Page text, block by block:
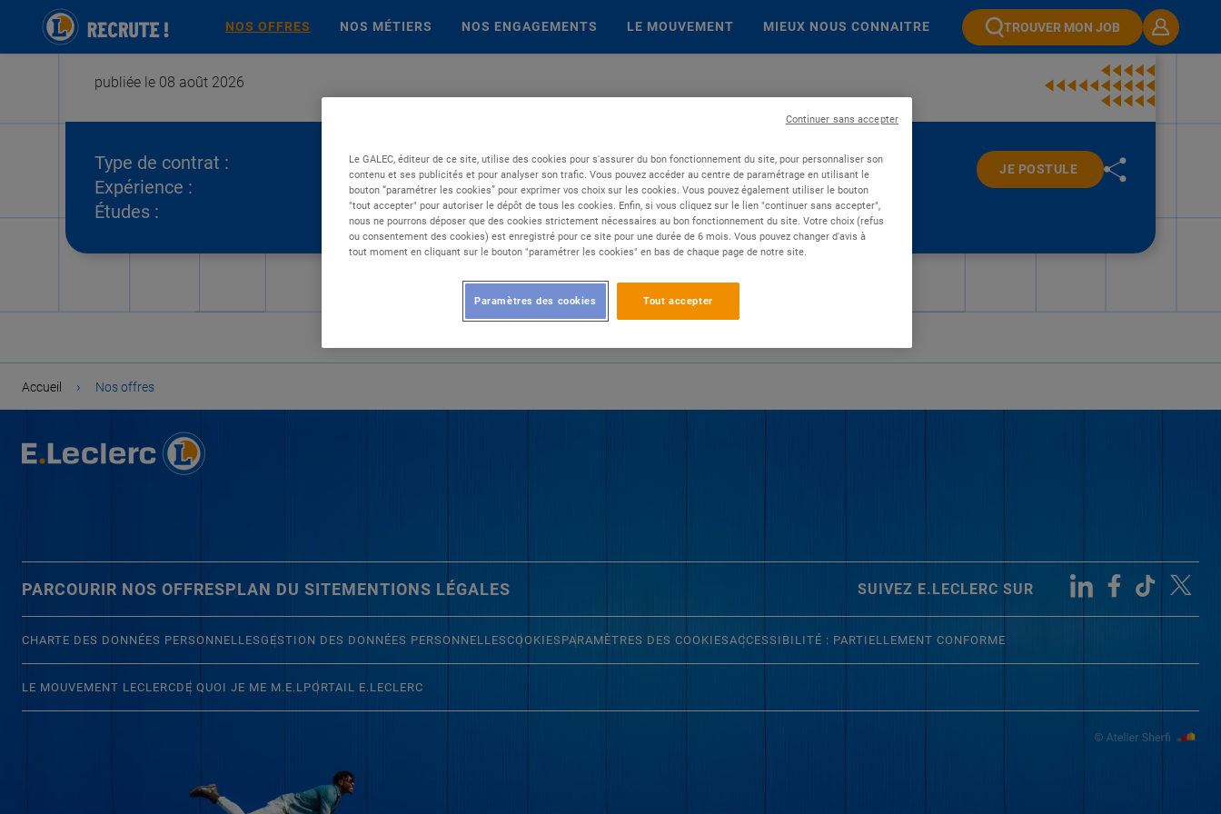
NOS OFFRES NOS MÉTIERS NOS ENGAGEMENTS LE MOUVEMENT MIEUX NOUS CONNAITRE TROUVER MON JOB
publiée le 08 août 2026
Type de contrat :
Expérience :
Études :
JE POSTULE
Accueil › Nos offres
PARCOURIR NOS OFFRESPLAN DU SITEMENTIONS LÉGALES SUIVEZ E.LECLERC SUR
CHARTE DES DONNÉES PERSONNELLESGESTION DES DONNÉES PERSONNELLESCOOKIES PARAMÈTRES DES COOKIESACCESSIBILITÉ : PARTIELLEMENT CONFORME
LE MOUVEMENT LECLERCDE QUOI JE ME M.E.LPORTAIL E.LECLERC
Le GALEC, éditeur de ce site, utilise des cookies pour s'assurer du bon fonctionnement du site, pour personnaliser son
contenu et ses publicités et pour analyser son trafic. Vous pouvez accéder au centre de paramétrage en utilisant le
bouton “paramétrer les cookies” pour exprimer vos choix sur les cookies. Vous pouvez également utiliser le bouton
"tout accepter" pour autoriser le dépôt de tous les cookies. Enfin, si vous cliquez sur le lien "continuer sans accepter",
nous ne pourrons déposer que des cookies strictement nécessaires au bon fonctionnement du site. Votre choix (refus
ou consentement des cookies) est enregistré pour ce site pour une durée de 6 mois. Vous pouvez changer d'avis à
tout moment en cliquant sur le bouton "paramétrer les cookies" en bas de chaque page de notre site.
Tout accepter
Paramètres des cookies
Continuer sans accepter